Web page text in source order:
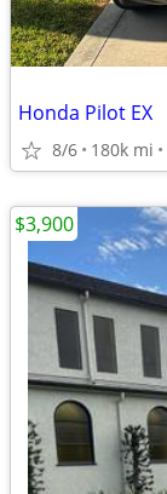
Honda Pilot EX
8/6 180k mi
$3,900